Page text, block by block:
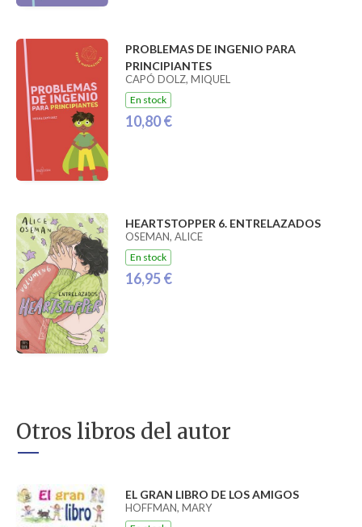
PROBLEMAS DE INGENIO PARA
PRINCIPIANTES
CAPÓ DOLZ, MIQUEL
En stock
10,80 €
HEARTSTOPPER 6. ENTRELAZADOS
OSEMAN, ALICE
En stock
16,95 €
Otros libros del autor
EL GRAN LIBRO DE LOS AMIGOS
HOFFMAN, MARY